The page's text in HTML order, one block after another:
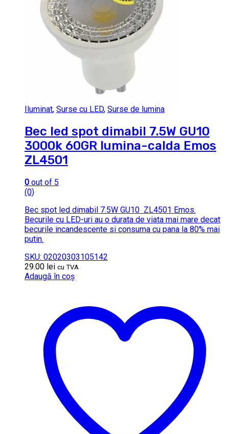
Iluminat, Surse cu LED, Surse de lumina
Bec led spot dimabil 7.5W GU10
3000k 60GR lumina-calda Emos
ZL4501
0 out of 5
(0)
Bec spot led dimabil 7.5W GU10 ZL4501 Emos.
Becurile cu LED-uri au o durata de viata mai mare decat
becurile incandescente si consuma cu pana la 80% mai
putin.
SKU: 02020303105142
29.00 lei cu TVA
Adaugă în coș